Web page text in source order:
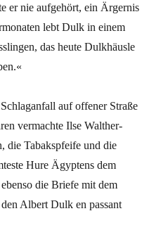
er nie aufgehört, ein Ärgernis
lebt Dulk in einem
das heute Dulkhäusle
auf offener Straße
vermachte Ilse Walther-
die Tabakspfeife und die
Hure Ägyptens dem
die Briefe mit dem
Albert Dulk en passant